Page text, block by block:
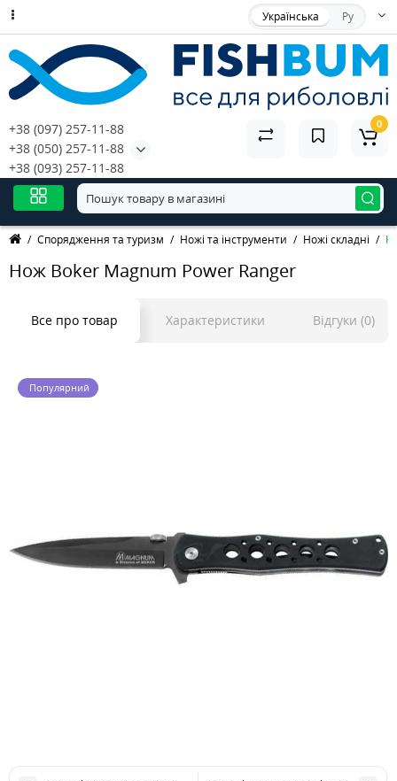
Українська Ру
+38 (097) 257-11-88
+38 (050) 257-11-88
+38 (093) 257-11-88
0
Спорядження та туризм Ножі та інструменти Ножі складні
Нож Boker Magnum Power Ranger
Все про товар Характеристики Відгуки (0)
Популярний